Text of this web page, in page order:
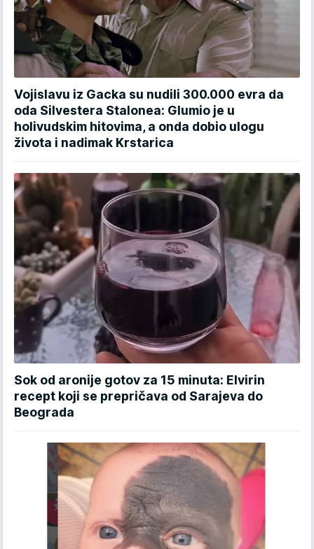
Vojislavu iz Gacka su nudili 300.000 evra da
oda Silvestera Stalonea: Glumio je u
holivudskim hitovima, a onda dobio ulogu
života i nadimak Krstarica
Sok od aronije gotov za 15 minuta: Elvirin
recept koji se prepričava od Sarajeva do
Beograda